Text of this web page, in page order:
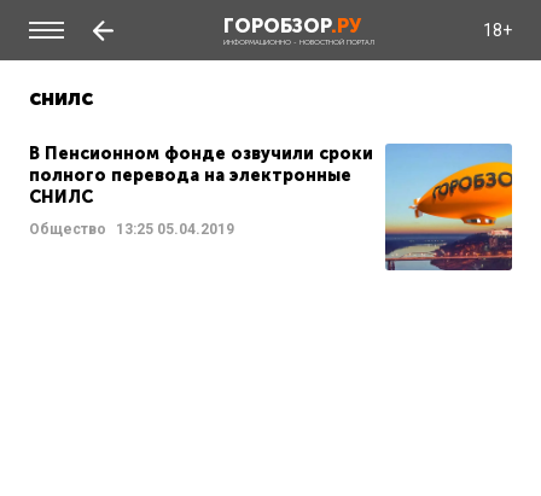
ГОРОБЗОР.РУ
ИНФОРМАЦИОННО - НОВОСТНОЙ ПОРТАЛ
18+
снилс
В Пенсионном фонде озвучили сроки
полного перевода на электронные
СНИЛС
Общество 13:25 05.04.2019